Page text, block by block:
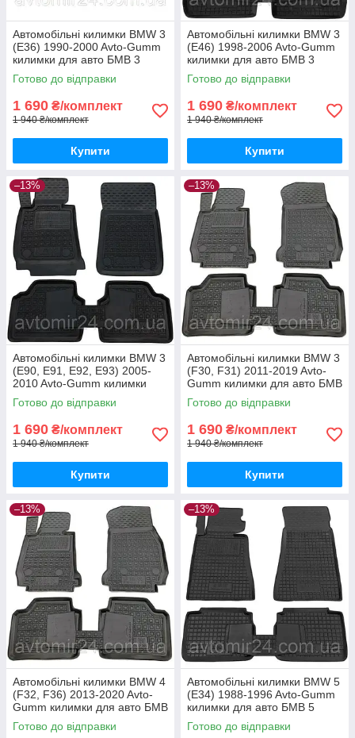
Автомобільні килимки BMW 3
(E36) 1990-2000 Avto-Gumm
килимки для авто БМВ 3
(Е36) 1990-2000 Автогум
Готово до відправки
1 690 ₴/комплект
1 940 ₴/комплект
Купити
Автомобільні килимки BMW 3
(E46) 1998-2006 Avto-Gumm
килимки для авто БМВ 3
(Е46) 1998-2006 Автогум
Готово до відправки
1 690 ₴/комплект
1 940 ₴/комплект
Купити
–13%
Автомобільні килимки BMW 3
(E90, E91, E92, E93) 2005-
2010 Avto-Gumm килимки
для авто БМВ 3 (Е90, Е91,
Е92, Е93) 2005-2010 Автогум
Готово до відправки
1 690 ₴/комплект
1 940 ₴/комплект
Купити
–13%
Автомобільні килимки BMW 3
(F30, F31) 2011-2019 Avto-
Gumm килимки для авто БМВ
3 (Ф30, Ф31) 2011-2019
Автогум
Готово до відправки
1 690 ₴/комплект
1 940 ₴/комплект
Купити
–13%
Автомобільні килимки BMW 4
(F32, F36) 2013-2020 Avto-
Gumm килимки для авто БМВ
4 (Ф32, Ф36) 2013-2020
Автогум
Готово до відправки
–13%
Автомобільні килимки BMW 5
(E34) 1988-1996 Avto-Gumm
килимки для авто БМВ 5
(Е34) 1988-1996 Автогум
Готово до відправки